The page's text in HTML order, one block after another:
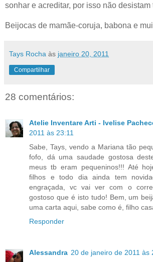
sonhar e acreditar, por isso não desistam
Beijocas de mamãe-coruja, babona e
Tays Rocha às janeiro 20, 2011
Compartilhar
28 comentários:
Atelie Inventare Arti - Ivelise
2011 às 23:11
Sabe, Tays, vendo a Mariana tão
fofo, dá uma saudade gostosa
meus tb eram pequeninos!!! Até
filhos e todo dia ainda tem
engraçada, vc vai ver com o
gostoso que é isto tudo! Bem, um
uma carta aqui, sabe como é, filho
Responder
Alessandra 20 de janeiro de 2011 às